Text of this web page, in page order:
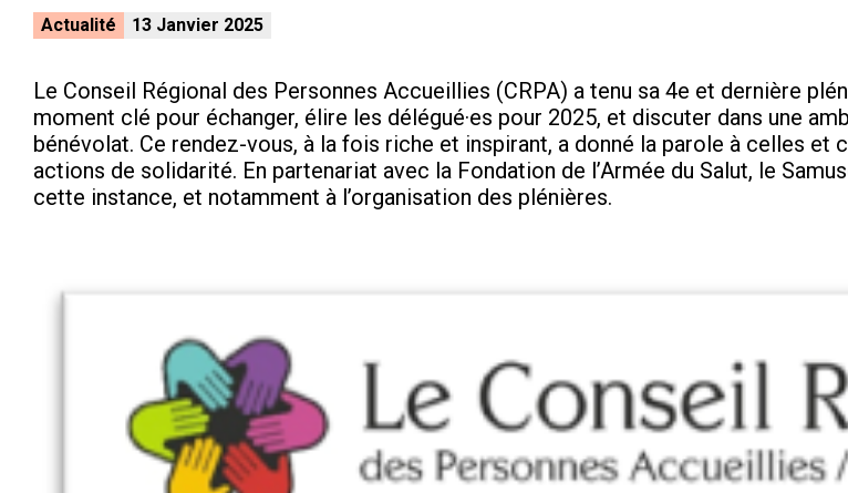
Actualité 13 Janvier 2025
Le Conseil Régional des Personnes Accueillies (CRPA) a tenu sa 4e et dernière
moment clé pour échanger, élire les délégué·es pour 2025, et discuter dans une
bénévolat. Ce rendez-vous, à la fois riche et inspirant, a donné la parole à celles et
actions de solidarité. En partenariat avec la Fondation de l’Armée du Salut, le
cette instance, et notamment à l’organisation des plénières.